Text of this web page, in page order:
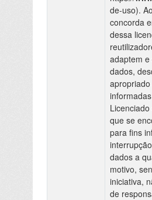
de-uso).
concorda
dessa
adaptem
dados,
que se
para fins
dados a
motivo,
iniciativa,
de